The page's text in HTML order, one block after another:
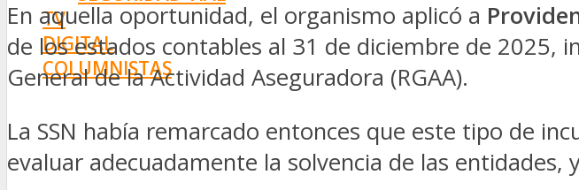
TV
DIGITAL
COLUMNISTAS
ESTADÍSTICAS
En aquella oportunidad, el organismo aplicó a
de los estados contables al 31 de diciembre de 2025,
General de la Actividad Aseguradora (RGAA).
La SSN había remarcado entonces que este tipo de
evaluar adecuadamente la solvencia de las